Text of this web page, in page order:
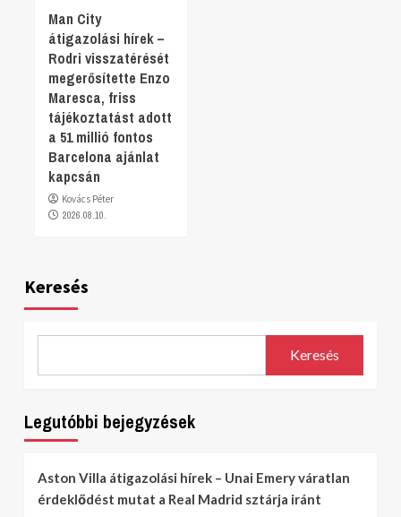
Man City
átigazolási hírek –
Rodri visszatérését
megerősítette Enzo
Maresca, friss
tájékoztatást adott
a 51 millió fontos
Barcelona ajánlat
kapcsán
Kovács Péter
2026.08.10.
Keresés
Keresés
Legutóbbi bejegyzések
Aston Villa átigazolási hírek – Unai Emery váratlan
érdeklődést mutat a Real Madrid sztárja iránt